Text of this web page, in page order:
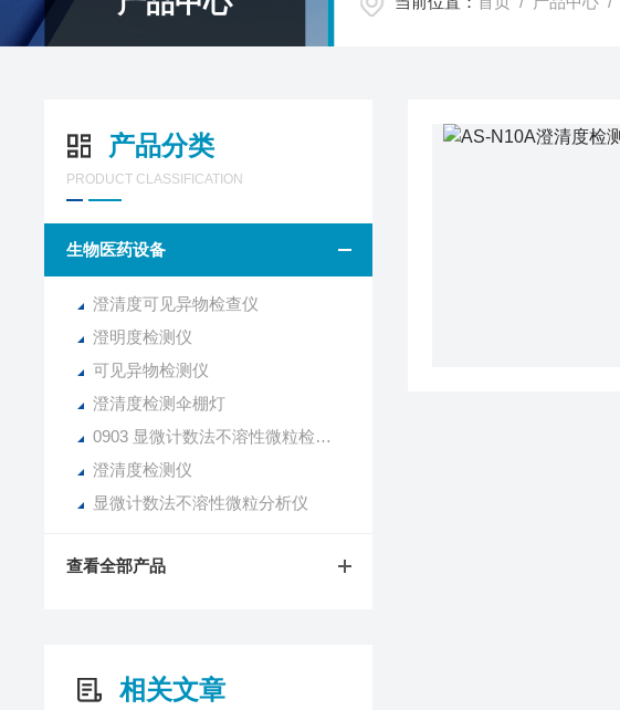
产品分类
PRODUCT CLASSIFICATION
生物医药设备
澄清度可见异物检查仪
澄明度检测仪
可见异物检测仪
澄清度检测伞棚灯
0903 显微计数法不溶性微粒检查仪
澄清度检测仪
显微计数法不溶性微粒分析仪
查看全部产品
相关文章